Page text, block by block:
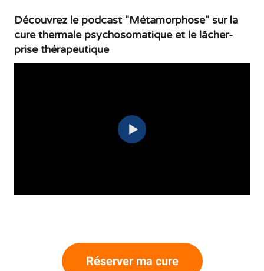
Découvrez le podcast "Métamorphose" sur la
cure thermale psychosomatique et le lâcher-
prise thérapeutique
Réserver ma cure